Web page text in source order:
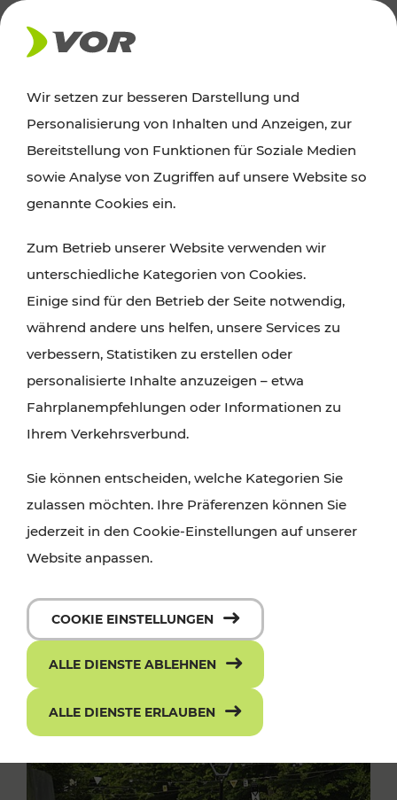
AKTUELLES
News
Alle wichtigen Meldungen zu Fahrplanänderungen,
finden Sie hier im Überblick.
Wir setzen zur besseren Darstellung und
Personalisierung von Inhalten und Anzeigen, zur
Bereitstellung von Funktionen für Soziale Medien
sowie Analyse von Zugriffen auf unsere Website so
genannte Cookies ein.
Zum Betrieb unserer Website verwenden wir
unterschiedliche Kategorien von Cookies.
Einige sind für den Betrieb der Seite notwendig,
während andere uns helfen, unsere Services zu
verbessern, Statistiken zu erstellen oder
personalisierte Inhalte anzuzeigen – etwa
Fahrplanempfehlungen oder Informationen zu
Ihrem Verkehrsverbund.
Sie können entscheiden, welche Kategorien Sie
zulassen möchten. Ihre Präferenzen können Sie
jederzeit in den Cookie-Einstellungen auf unserer
Website anpassen.
COOKIE EINSTELLUNGEN
ALLE DIENSTE ABLEHNEN
ALLE DIENSTE ERLAUBEN